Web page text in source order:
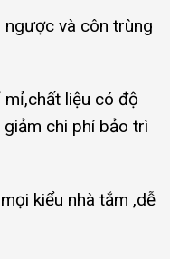
và côn trùng
liệu có độ
chi phí bảo trì
kiểu nhà tắm ,dễ